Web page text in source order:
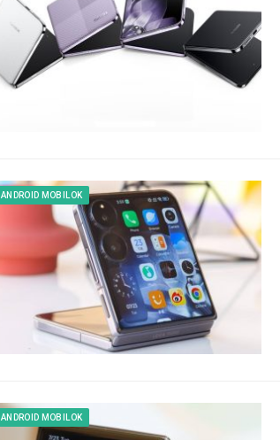
ANDROID MOBILOK
ANDROID MOBILOK